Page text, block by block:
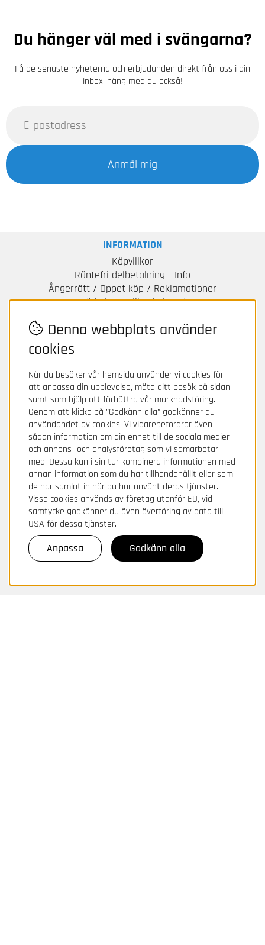
Du hänger väl med i svängarna?
Få de senaste nyheterna och erbjudanden direkt från oss i din
inbox, häng med du också!
Anmäl mig
INFORMATION
Köpvillkor
Räntefri delbetalning - Info
Ångerrätt / Öppet köp / Reklamationer
DOT-märkning / Tillverkningsdatum
Om Svenska Gummihuset
All Season Däck
Typer av däckskada
Vad är TPMS
EV-däck mönsterdjup
Däck & Fälgskola
Monteringsanvisning kompletta hjul
Stöld och försäkringsärenden
Integritetspolicy - GDPR
Betalningsvillkor
Leveranser
BETALA TRYGGT HOS OSS!
För frågor och information om din betalning
kontakta Avarda / Two.
Denna webbplats använder
cookies
När du besöker vår hemsida använder vi cookies för
att anpassa din upplevelse, mäta ditt besök på sidan
samt som hjälp att förbättra vår marknadsföring.
Genom att klicka på ”Godkänn alla” godkänner du
användandet av cookies. Vi vidarebefordrar även
sådan information om din enhet till de sociala medier
och annons- och analysföretag som vi samarbetar
med. Dessa kan i sin tur kombinera informationen med
annan information som du har tillhandahållit eller som
de har samlat in när du har använt deras tjänster.
Vissa cookies används av företag utanför EU, vid
samtycke godkänner du även överföring av data till
USA för dessa tjänster.
Anpassa Godkänn alla